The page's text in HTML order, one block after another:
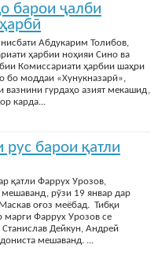
барои ҷалби
Абдукарим Толибов,
ҳарбии ноҳияи Сино ва
Комиссариати ҳарбии шаҳри
бо моддаи «Хунукназарӣ»,
гурдаҳо азият мекашид,
карда...
барои қатли
қатли Фаррух Урозов,
рӯзи 19 январ дар
оғоз меёбад. Тибқи
марги Фаррух Урозов се
Дейкун, Андрей
мешаванд. ...